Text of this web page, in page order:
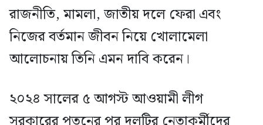
রাজনীতি, মামলা, জাতীয় দলে ফেরা এবং
নিজের বর্তমান জীবন নিয়ে খোলামেলা
আলোচনায় তিনি এমন দাবি করেন।
২০২৪ সালের ৫ আগস্ট আওয়ামী লীগ